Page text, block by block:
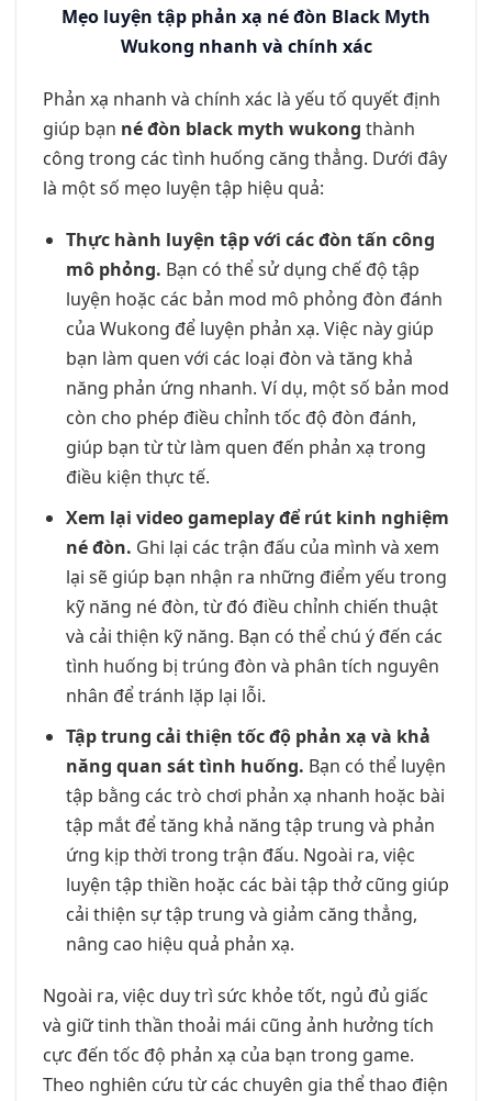
Mẹo luyện tập phản xạ né đòn Black Myth
Wukong nhanh và chính xác
Phản xạ nhanh và chính xác là yếu tố quyết định
giúp bạn né đòn black myth wukong thành
công trong các tình huống căng thẳng. Dưới đây
là một số mẹo luyện tập hiệu quả:
Thực hành luyện tập với các đòn tấn công
mô phỏng. Bạn có thể sử dụng chế độ tập
luyện hoặc các bản mod mô phỏng đòn đánh
của Wukong để luyện phản xạ. Việc này giúp
bạn làm quen với các loại đòn và tăng khả
năng phản ứng nhanh. Ví dụ, một số bản mod
còn cho phép điều chỉnh tốc độ đòn đánh,
giúp bạn từ từ làm quen đến phản xạ trong
điều kiện thực tế.
Xem lại video gameplay để rút kinh nghiệm
né đòn. Ghi lại các trận đấu của mình và xem
lại sẽ giúp bạn nhận ra những điểm yếu trong
kỹ năng né đòn, từ đó điều chỉnh chiến thuật
và cải thiện kỹ năng. Bạn có thể chú ý đến các
tình huống bị trúng đòn và phân tích nguyên
nhân để tránh lặp lại lỗi.
Tập trung cải thiện tốc độ phản xạ và khả
năng quan sát tình huống. Bạn có thể luyện
tập bằng các trò chơi phản xạ nhanh hoặc bài
tập mắt để tăng khả năng tập trung và phản
ứng kịp thời trong trận đấu. Ngoài ra, việc
luyện tập thiền hoặc các bài tập thở cũng giúp
cải thiện sự tập trung và giảm căng thẳng,
nâng cao hiệu quả phản xạ.
Ngoài ra, việc duy trì sức khỏe tốt, ngủ đủ giấc
và giữ tinh thần thoải mái cũng ảnh hưởng tích
cực đến tốc độ phản xạ của bạn trong game.
Theo nghiên cứu từ các chuyên gia thể thao điện